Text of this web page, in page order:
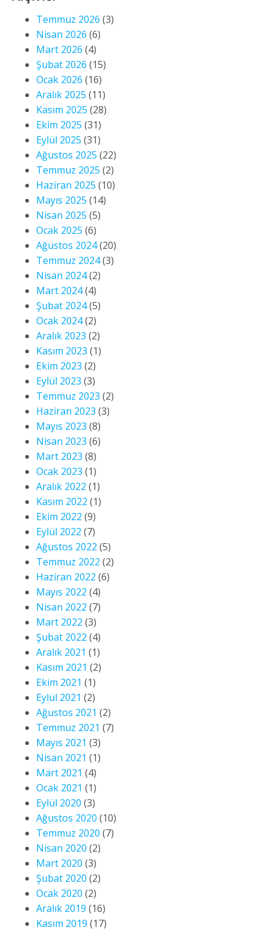
Temmuz 2026 (3)
Nisan 2026 (6)
Mart 2026 (4)
Şubat 2026 (15)
Ocak 2026 (16)
Aralık 2025 (11)
Kasım 2025 (28)
Ekim 2025 (31)
Eylül 2025 (31)
Ağustos 2025 (22)
Temmuz 2025 (2)
Haziran 2025 (10)
Mayıs 2025 (14)
Nisan 2025 (5)
Ocak 2025 (6)
Ağustos 2024(20)
Temmuz 2024(3)
Nisan 2024(2)
Mart 2024(4)
Şubat 2024(5)
Ocak 2024(2)
Aralık 2023 (2)
Kasım 2023 (1)
Ekim 2023 (2)
Eylül 2023 (3)
Temmuz 2023 (2)
Haziran 2023 (3)
Mayıs 2023 (8)
Nisan 2023 (6)
Mart 2023 (8)
Ocak 2023 (1)
Aralık 2022 (1)
Kasım 2022 (1)
Ekim 2022 (9)
Eylül 2022 (7)
Ağustos 2022 (5)
Temmuz 2022 (2)
Haziran 2022 (6)
Mayıs 2022 (4)
Nisan 2022 (7)
Mart 2022 (3)
Şubat 2022 (4)
Aralık 2021 (1)
Kasım 2021 (2)
Ekim 2021 (1)
Eylül 2021 (2)
Ağustos 2021 (2)
Temmuz 2021 (7)
Mayıs 2021 (3)
Nisan 2021 (1)
Mart 2021 (4)
Ocak 2021 (1)
Eylül 2020 (3)
Ağustos 2020 (10)
Temmuz 2020 (7)
Nisan 2020 (2)
Mart 2020 (3)
Şubat 2020 (2)
Ocak 2020 (2)
Aralık 2019 (16)
Kasım 2019 (17)